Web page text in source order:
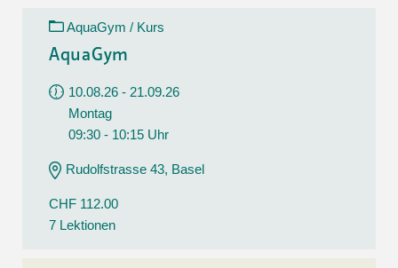
AquaGym / Kurs
AquaGym
10.08.26 - 21.09.26
Montag
09:30 - 10:15 Uhr
Rudolfstrasse 43, Basel
CHF 112.00
7 Lektionen